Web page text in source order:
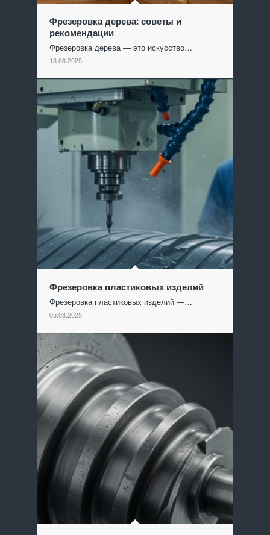
Фрезеровка дерева: советы и
рекомендации
Фрезеровка дерева — это искусство…
13.08.2025
Фрезеровка пластиковых изделий
Фрезеровка пластиковых изделий —…
05.08.2025